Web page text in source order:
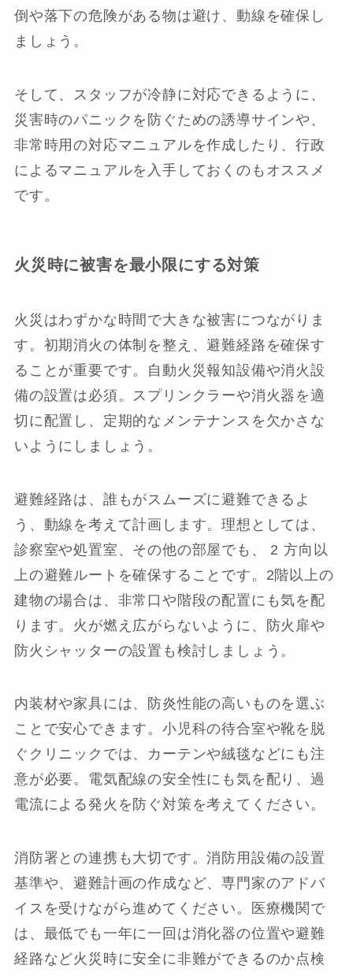
倒や落下の危険がある物は避け、動線を確保し
ましょう。
そして、スタッフが冷静に対応できるように、
災害時のパニックを防ぐための誘導サインや、
非常時用の対応マニュアルを作成したり、行政
によるマニュアルを入手しておくのもオススメ
です。
火災時に被害を最小限にする対策
火災はわずかな時間で大きな被害につながりま
す。初期消火の体制を整え、避難経路を確保す
ることが重要です。自動火災報知設備や消火設
備の設置は必須。スプリンクラーや消火器を適
切に配置し、定期的なメンテナンスを欠かさな
いようにしましょう。
避難経路は、誰もがスムーズに避難できるよ
う、動線を考えて計画します。理想としては、
診察室や処置室、その他の部屋でも、 2 方向以
上の避難ルートを確保することです。2階以上の
建物の場合は、非常口や階段の配置にも気を配
ります。火が燃え広がらないように、防火扉や
防火シャッターの設置も検討しましょう。
内装材や家具には、防炎性能の高いものを選ぶ
ことで安心できます。小児科の待合室や靴を脱
ぐクリニックでは、カーテンや絨毯などにも注
意が必要。電気配線の安全性にも気を配り、過
電流による発火を防ぐ対策を考えてください。
消防署との連携も大切です。消防用設備の設置
基準や、避難計画の作成など、専門家のアドバ
イスを受けながら進めてください。医療機関で
は、最低でも一年に一回は消化器の位置や避難
経路など火災時に安全に非難ができるのか点検